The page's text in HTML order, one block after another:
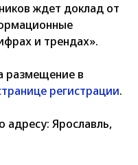
ждет доклад от
и трендах».
размещение в
регистрации.
адресу: Ярославль,